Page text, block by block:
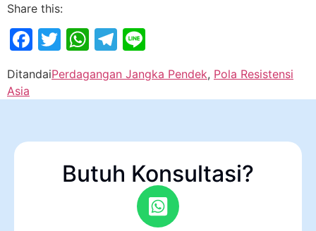
Share this:
Facebook
Twitter
WhatsApp
Telegram
DitandaiPerdagangan Jangka Pendek, Pola Resistensi
Asia
Butuh Konsultasi?